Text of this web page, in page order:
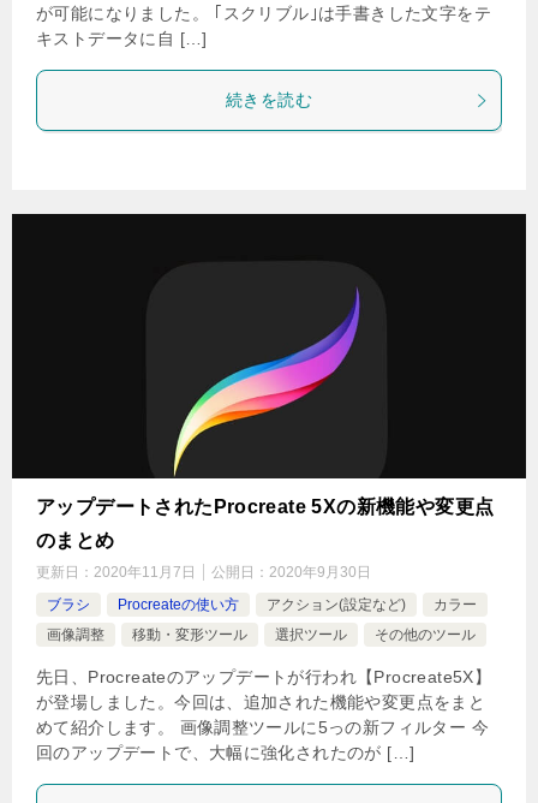
が可能になりました。 ｢スクリブル｣は手書きした文字をテ
キストデータに自 […]
続きを読む
アップデートされたProcreate 5Xの新機能や変更点
のまとめ
更新日： 2020年11月7日 公開日： 2020年9月30日
ブラシ
Procreateの使い方 アクション(設定など)
カラー
画像調整
移動・変形ツール 選択ツール その他のツール
先日、Procreateのアップデートが行われ【Procreate5X】
が登場しました。今回は、追加された機能や変更点をまと
めて紹介します。 画像調整ツールに5っの新フィルター 今
回のアップデートで、大幅に強化されたのが […]